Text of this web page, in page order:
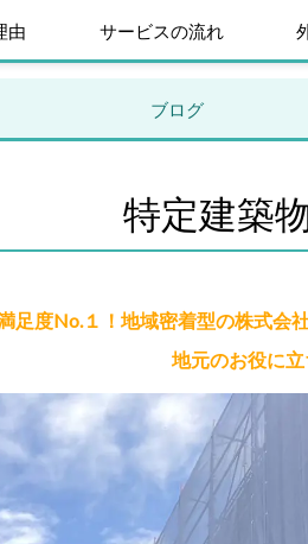
由 サービスの流れ
ブログ
特定建築
足度No.１！地域密着型の株式会
地元のお役に立